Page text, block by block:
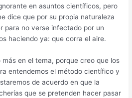
en asuntos científicos, pero
dice que por su propia naturaleza
para no verse infectado por un
haciendo ya: que corra el aire.
en el tema, porque creo que los
entendemos el método científico y
de acuerdo en que la
que se pretenden hacer pasar